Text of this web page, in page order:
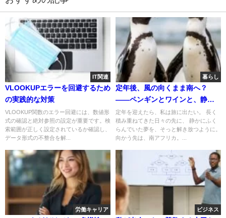
IT関連
VLOOKUPエラーを回避するため
の実践的な対策
VLOOKUP関数のエラー回避には、数値形
式の確認と絶対参照の設定が重要です。検
索範囲が正しく設定されているか確認し、
データ形式の不整合を解...
暮らし
定年後、風の向くまま南へ？
——ペンギンとワインと、静か
な夢
定年を迎えたら、私は旅に出たい。 長く
積み重ねてきた日々の先に、 静かにふく
らんでいた夢を、そっと解き放つように。
向かう先は、南アフリカ。...
労働キャリア ビジネス